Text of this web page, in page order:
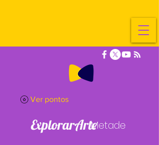
ExplorarArteMetade
Ver pontos